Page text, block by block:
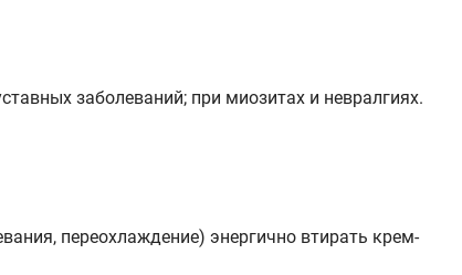
заболеваний; при миозитах и невралгиях.
переохлаждение) энергично втирать крем-